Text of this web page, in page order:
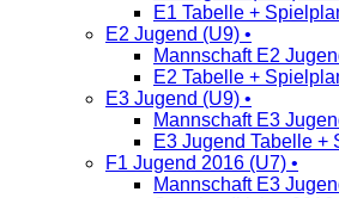
E1 Tabelle +
E2 Jugend (U9) •
Mannschaft E2
E2 Tabelle +
E3 Jugend (U9) •
Mannschaft E3
E3 Jugend Tabelle +
F1 Jugend 2016 (U7) •
Mannschaft E3